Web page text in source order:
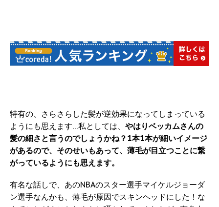
特有の、さらさらした髪が逆効果になってしまっている
ようにも思えます…私としては、 やはりベッカムさんの
髪の細さと言うのでしょうかね？1本1本が細いイメージ
があるので、そのせいもあって、薄毛が目立つことに繋
がっているようにも思えます。
有名な話しで、あのNBAのスター選手マイケルジョーダ
ン選手なんかも、薄毛が原因でスキンヘッドにした！な